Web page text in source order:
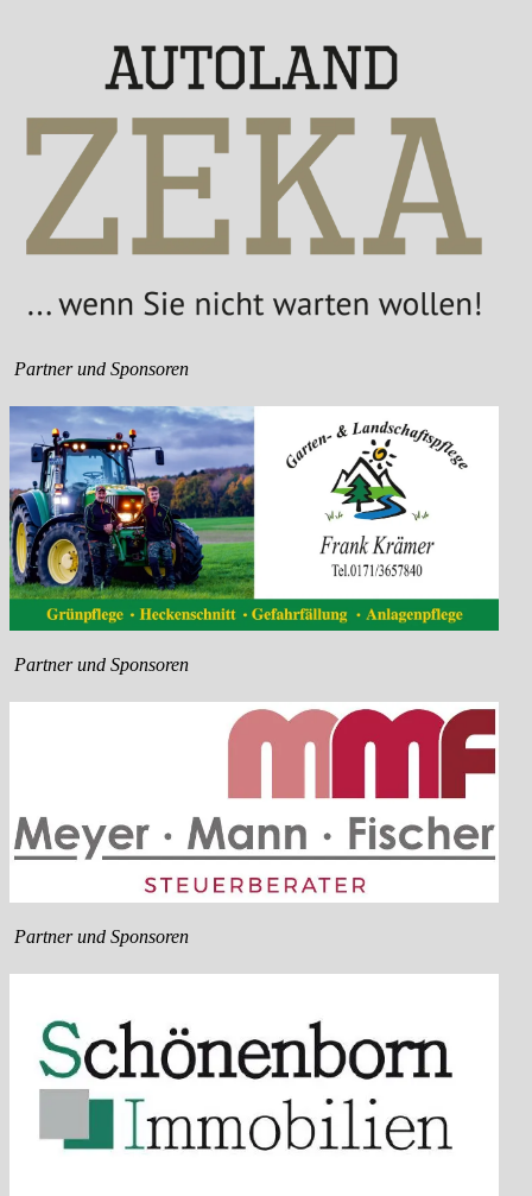
Partner und Sponsoren
Partner und Sponsoren
Partner und Sponsoren